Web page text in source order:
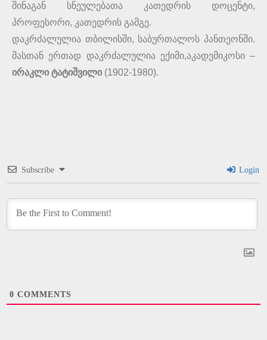
შინაგან სნეულებათა კათედრის დოცენტი,
პროფესორი, კათედრის გამგე.
დაკრძალულია თბილისში, საბურთალოს პანთეონში.
მასთან ერთად დაკრძალულია ექიმი,აკადემიკოსი –
ირაკლი ტატიშვილი (1902-1980).
Subscribe Login
0 COMMENTS